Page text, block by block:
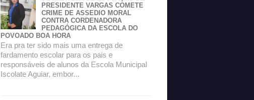
PRESIDENTE VARGAS COMETE
CRIME DE ASSEDIO MORAL
CONTRA CORDENADORA
PEDAGÓGICA DA ESCOLA DO
POVOADO BOA HORA
Era pra ter sido mais uma entrega de
fardamento escolar para os pais e
responsáveis de alunos da Escola Municipal
Iscolate Aguiar, embor...